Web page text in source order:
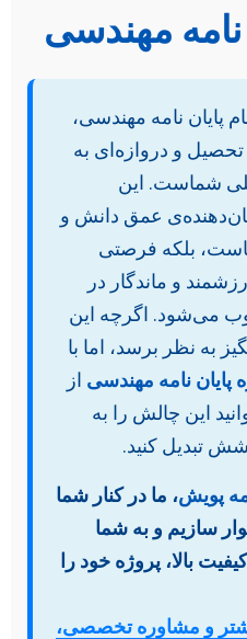
نامه مهندسی
پایان نامه مهندسی،
و دروازه‌ای به
شماست. این
عمق دانش و
بلکه فرصتی
و ماندگار در
می‌شود. اگرچه این
به نظر برسد، اما با
پایان نامه مهندسی از
این چالش را به
تبدیل کنید.
پویش، ما در کنار شما
سازیم و به شما
بالا، پروژه خود را
و مشاوره تخصصی،